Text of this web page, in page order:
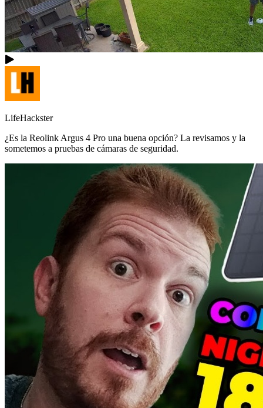
LifeHackster
¿Es la Reolink Argus 4 Pro una buena opción? La revisamos y la
sometemos a pruebas de cámaras de seguridad.